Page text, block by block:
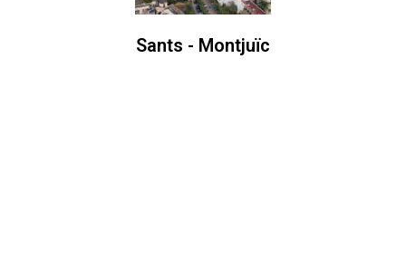
Sants - Montjuïc